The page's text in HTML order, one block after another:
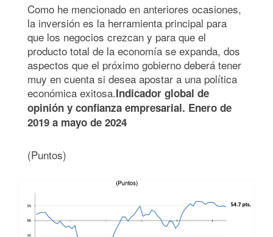
Como he mencionado en anteriores ocasiones,
la inversión es la herramienta principal para
que los negocios crezcan y para que el
producto total de la economía se expanda, dos
aspectos que el próximo gobierno deberá tener
muy en cuenta si desea apostar a una política
económica exitosa.Indicador global de
opinión y confianza empresarial. Enero de
2019 a mayo de 2024
(Puntos)